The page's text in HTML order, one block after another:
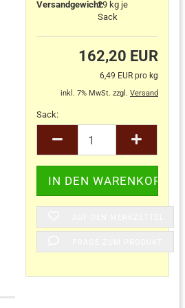
Versandgewicht:
29kg je
Sack
162,20 EUR
6,49 EUR pro kg
inkl. 7% MwSt. zzgl. Versand
Sack:
Sack